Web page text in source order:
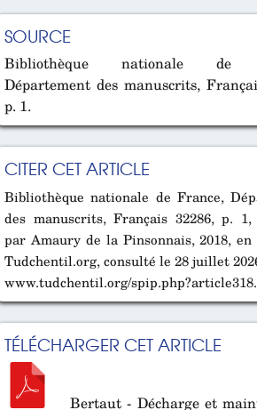
SOURCE
Bibliothèque nationale de
Département des manuscrits,
p. 1.
CITER CET ARTICLE
Bibliothèque nationale de France,
des manuscrits, Français 32286, p.
par Amaury de la Pinsonnais, 2018,
Tudchentil.org, consulté le 28 juillet
www.tudchentil.org/spip.php?article318.
TÉLÉCHARGER CET ARTICLE
Bertaut - Décharge et